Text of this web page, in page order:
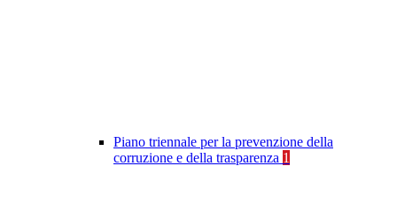
Piano triennale per la prevenzione della
corruzione e della trasparenza 1